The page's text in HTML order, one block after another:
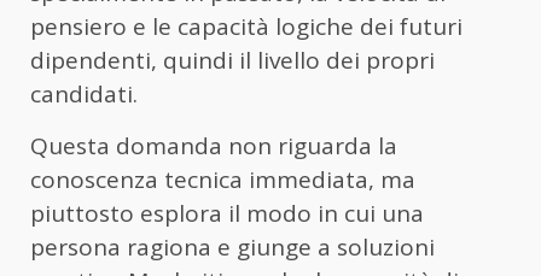
pensiero e le capacità logiche dei futuri
dipendenti, quindi il livello dei propri
candidati.
Questa domanda non riguarda la
conoscenza tecnica immediata, ma
piuttosto esplora il modo in cui una
persona ragiona e giunge a soluzioni